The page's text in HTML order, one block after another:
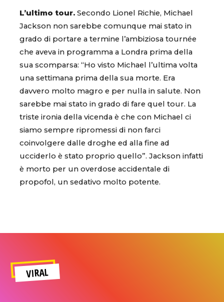
L’ultimo tour. Secondo Lionel Richie, Michael
Jackson non sarebbe comunque mai stato in
grado di portare a termine l’ambiziosa tournée
che aveva in programma a Londra prima della
sua scomparsa: “Ho visto Michael l’ultima volta
una settimana prima della sua morte. Era
davvero molto magro e per nulla in salute. Non
sarebbe mai stato in grado di fare quel tour. La
triste ironia della vicenda è che con Michael ci
siamo sempre ripromessi di non farci
coinvolgere dalle droghe ed alla fine ad
ucciderlo è stato proprio quello”. Jackson infatti
è morto per un overdose accidentale di
propofol, un sedativo molto potente.
VIRAL